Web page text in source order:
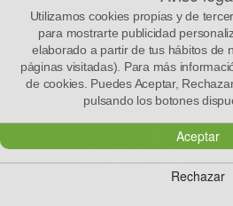
Utilizamos cookies propias y de
para mostrarte publicidad
elaborado a partir de tus hábitos de
páginas visitadas). Para más
de cookies. Puedes Aceptar,
pulsando los botones
Aceptar
Rechazar